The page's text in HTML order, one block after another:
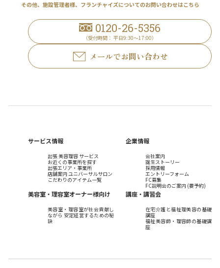
その他、施設管理者様、 フランチャイズについてのお問い合わせはこちら
0120-26-5356
（受付時間： 平日9:30～17:00）
メールでお問い合わせ
サービス情報
出張 美容理容 サービス
お近くの事業所を探す
出張エリア・事業所
店舗案内 ユニバーサルサロン
こだわりのアイテム一覧
企業情報
会社案内
誕生ストーリー
採用情報
エントリーフォーム
FC募集
FC説明会のご案内 (要予約)
美容室・理容室オーナー様向け
美容室・理容室が社会貢献し
ながら 安定経営するための秘
訣
講座・講習会
在宅介護と福祉理美容の基礎
講座
福祉美容師・理容師の基礎講
座